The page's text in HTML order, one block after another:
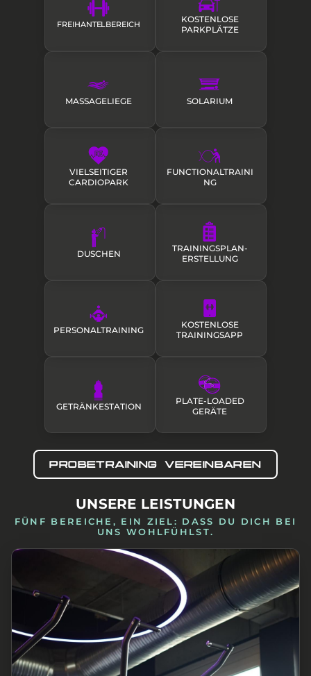
FREIHANTELBEREICH
KOSTENLOSE
PARKPLÄTZE
MASSAGELIEGE SOLARIUM
VIELSEITIGER
CARDIOPARK
FUNCTIONALTRAINI
NG
DUSCHEN
TRAININGSPLAN­
ERSTELLUNG
PERSONALTRAINING
KOSTENLOSE
TRAININGSAPP
GETRÄNKESTATION
PLATE-LOADED
GERÄTE
PROBETRAINING VEREINBAREN
UNSERE LEISTUNGEN
FÜNF BEREICHE, EIN ZIEL: DASS DU DICH BEI
UNS WOHLFÜHLST.